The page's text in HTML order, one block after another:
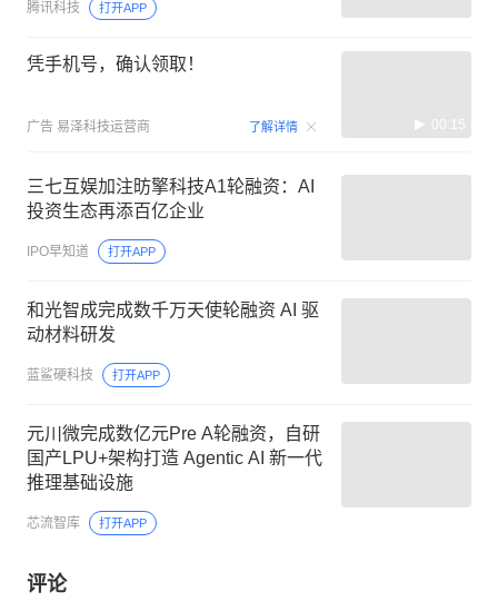
腾讯科技 打开APP
凭手机号，确认领取！
广告 易泽科技运营商 了解详情 00:15
三七互娱加注昉擎科技A1轮融资：AI
投资生态再添百亿企业
IPO早知道 打开APP
和光智成完成数千万天使轮融资 AI 驱
动材料研发
蓝鲨硬科技 打开APP
元川微完成数亿元Pre A轮融资，自研
国产LPU+架构打造 Agentic AI 新一代
推理基础设施
芯流智库 打开APP
评论